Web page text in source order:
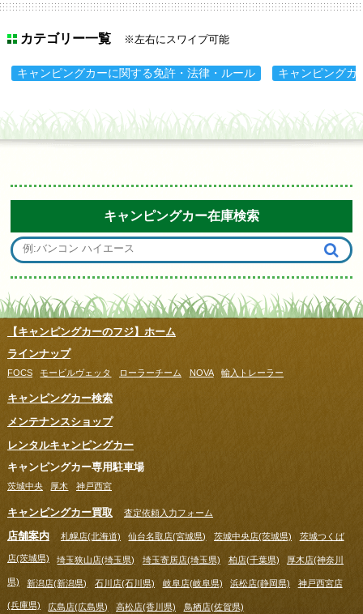
カテゴリー一覧 ※左右にスワイプ可能
キャンピングカーに関する免許・法律・ルール キャンピングカ
キャンピングカー在庫検索
【キャンピングカーのフジ】ホーム
ラインナップ
FOCS モービルヴェッタ ローラーチーム NOVA 輸入トレーラー
キャンピングカー検索
メンテナンスショップ
レンタルキャンピングカー
キャンピングカー専用駐車場
茨城中央 厚木 神戸西宮
キャンピングカー買取 査定依頼入力フォーム
店舗案内 札幌店(北海道) 仙台名取店(宮城県) 茨城中央店(茨城県) 茨城つくば
店(茨城県) 埼玉狭山店(埼玉県) 埼玉寄居店(埼玉県) 柏店(千葉県) 厚木店(神奈川
県) 新潟店(新潟県) 石川店(石川県) 岐阜店(岐阜県) 浜松店(静岡県) 神戸西宮店
(兵庫県) 広島店(広島県) 高松店(香川県) 鳥栖店(佐賀県)